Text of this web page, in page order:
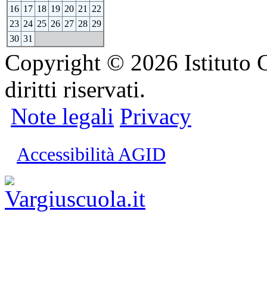
16 17 18 19 20 21
22
23 24 25 26 27 28 29
30 31
Copyright © 2026 Istituto
diritti riservati.
Note legali Privacy
Accessibilità AGID